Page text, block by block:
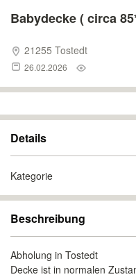
Babydecke ( circa
21255 Tostedt
26.02.2026
Details
Kategorie
Beschreibung
Abholung in Tostedt
Decke ist in normalen